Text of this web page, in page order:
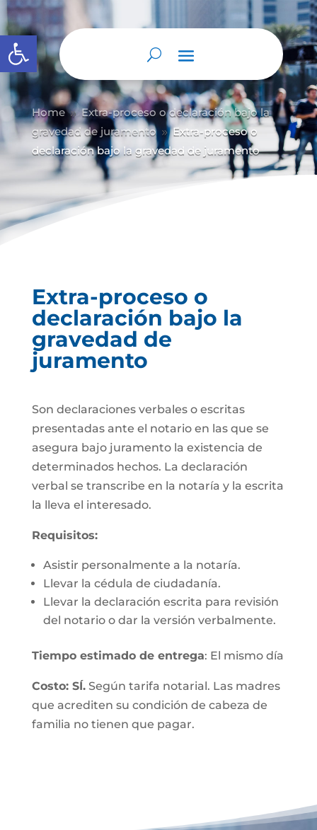
Abrir barra de herramientas
Home 9 Extra-proceso o declaración bajo la
gravedad de juramento 9 Extra-proceso o
declaración bajo la gravedad de juramento
Extra-proceso o
declaración bajo la
gravedad de
juramento
Son declaraciones verbales o escritas
presentadas ante el notario en las que se
asegura bajo juramento la existencia de
determinados hechos. La declaración
verbal se transcribe en la notaría y la escrita
la lleva el interesado.
Requisitos:
Asistir personalmente a la notaría.
Llevar la cédula de ciudadanía.
Llevar la declaración escrita para revisión
del notario o dar la versión verbalmente.
Tiempo estimado de entrega: El mismo día
Costo: SÍ.Según tarifa notarial. Las madres
que acrediten su condición de cabeza de
familia no tienen que pagar.